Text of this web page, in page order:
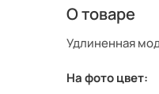
О товаре
Удлиненная
На фото цвет: